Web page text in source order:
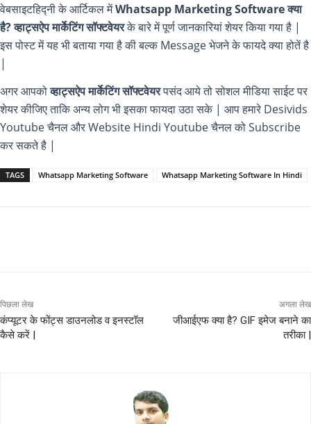
वेबसाइटहिद्नी के आर्टिकल मेंWhatsapp Marketing Software क्या
है? व्हाट्सऐप मार्केटिंग सॉफ्टवेयरके बारे में पूर्ण जानकारियां शेयर किया गया है |
इस पोस्ट में यह भी बताया गया है की बल्क Message भेजने के फायदे क्या होतें है
|
अगर आपकोव्हाट्सऐप मार्केटिंग सॉफ्टवेयरपसंद आये तो सोशल मीडिया साईट पर
शेयर कीजिए ताकि अन्य लोग भी इसका फायदा उठा सके | आप हमारे Desivids
Youtube चैनल और Website Hindi Youtube चैनल को Subscribe
कर सकते है |
TAGS Whatsapp Marketing Software Whatsapp Marketing Software In Hindi
पिछला लेख
कंप्यूटर के फोंट्स डाउनलोड व इनस्टॉल
कैसे करें |
अगला लेख
जीआईएफ क्या है? GIF इमेज बनाने का
तरीका |